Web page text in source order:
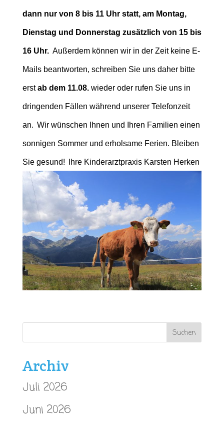
dann nur von 8 bis 11 Uhr statt, am Montag,
Dienstag und Donnerstag zusätzlich von 15 bis
16 Uhr. Außerdem können wir in der Zeit keine E-
Mails beantworten, schreiben Sie uns daher bitte
erstab dem 11.08. wieder oder rufen Sie uns in
dringenden Fällen während unserer Telefonzeit
an. Wir wünschen Ihnen und Ihren Familien einen
sonnigen Sommer und erholsame Ferien. Bleiben
Sie gesund! Ihre Kinderarztpraxis Karsten Herken
Archiv
Juli 2026
Juni 2026